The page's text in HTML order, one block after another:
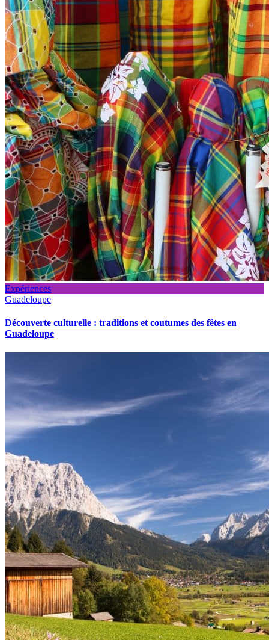
Expériences
Guadeloupe
Découverte culturelle : traditions et coutumes des fêtes en
Guadeloupe